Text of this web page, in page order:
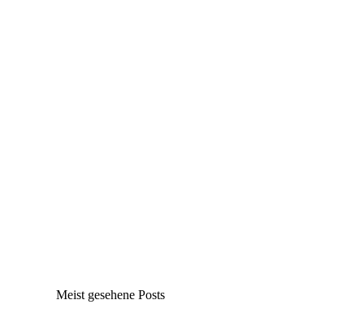
Meist gesehene Posts